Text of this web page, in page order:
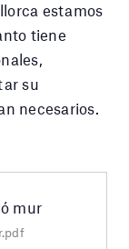
estamos
tiene
su
necesarios.
mur